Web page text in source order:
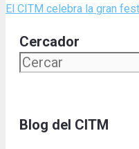
El CITM celebra la gran
Cercador
Blog del CITM